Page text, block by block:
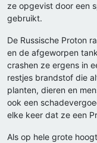
ze opgevist door een
gebruikt.
De Russische Proton
en de afgeworpen
crashen ze ergens in
restjes brandstof die
planten, dieren en
ook een
elke keer dat ze een
Als op hele grote